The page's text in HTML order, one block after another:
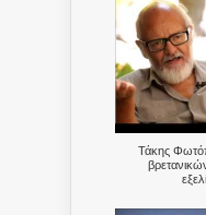
Τάκης